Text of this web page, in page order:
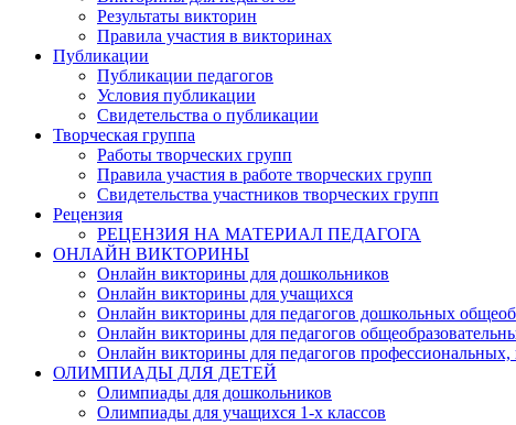
Результаты викторин
Правила участия в викторинах
Публикации
Публикации педагогов
Условия публикации
Свидетельства о публикации
Творческая группа
Работы творческих групп
Правила участия в работе творческих групп
Свидетельства участников творческих групп
Рецензия
РЕЦЕНЗИЯ НА МАТЕРИАЛ ПЕДАГОГА
ОНЛАЙН ВИКТОРИНЫ
Онлайн викторины для дошкольников
Онлайн викторины для учащихся
Онлайн викторины для педагогов дошкольных
Онлайн викторины для педагогов
Онлайн викторины для педагогов
ОЛИМПИАДЫ ДЛЯ ДЕТЕЙ
Олимпиады для дошкольников
Олимпиады для учащихся 1-х классов